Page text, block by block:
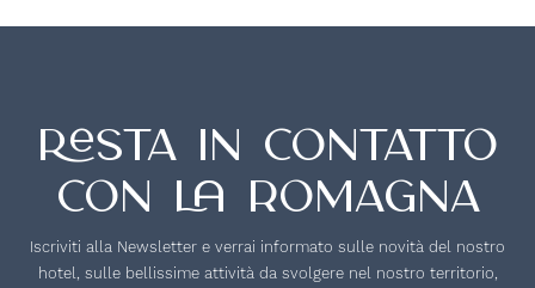
Resta in contatto
con la romagna
Iscriviti alla Newsletter e verrai informato sulle novità del nostro
hotel, sulle bellissime attività da svolgere nel nostro territorio,